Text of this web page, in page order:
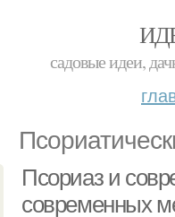
садовые идеи,
Псориаз и
современных